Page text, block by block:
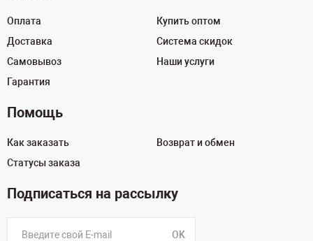
Оплата
Доставка
Самовывоз
Гарантия
Купить оптом
Система скидок
Наши услуги
Помощь
Как заказать
Статусы заказа
Возврат и обмен
Подписаться на рассылку
OK